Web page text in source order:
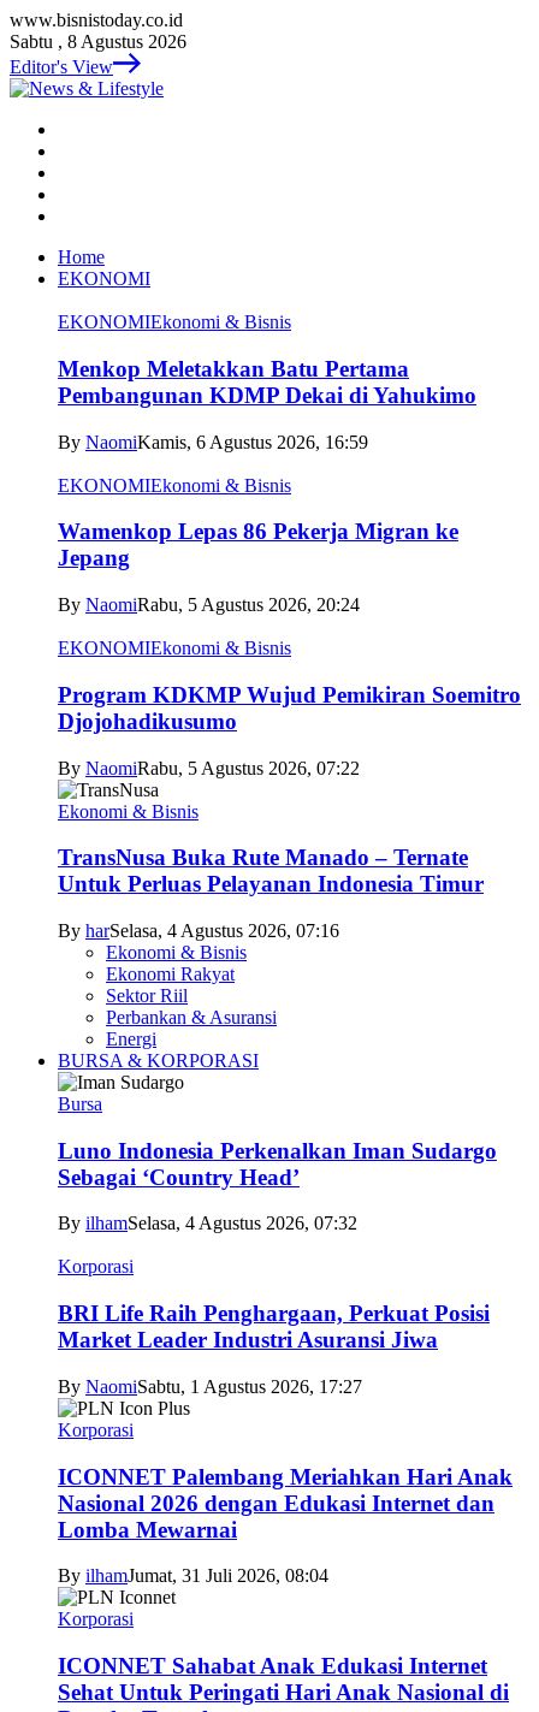
www.bisnistoday.co.id
Sabtu , 8 Agustus 2026
Editor's View
Home
EKONOMI
EKONOMIEkonomi & Bisnis
Menkop Meletakkan Batu Pertama
Pembangunan KDMP Dekai di Yahukimo
By NaomiKamis, 6 Agustus 2026, 16:59
EKONOMIEkonomi & Bisnis
Wamenkop Lepas 86 Pekerja Migran ke
Jepang
By NaomiRabu, 5 Agustus 2026, 20:24
EKONOMIEkonomi & Bisnis
Program KDKMP Wujud Pemikiran Soemitro
Djojohadikusumo
By NaomiRabu, 5 Agustus 2026, 07:22
Ekonomi & Bisnis
TransNusa Buka Rute Manado – Ternate
Untuk Perluas Pelayanan Indonesia Timur
By harSelasa, 4 Agustus 2026, 07:16
Ekonomi & Bisnis
Ekonomi Rakyat
Sektor Riil
Perbankan & Asuransi
Energi
BURSA & KORPORASI
Bursa
Luno Indonesia Perkenalkan Iman Sudargo
Sebagai ‘Country Head’
By ilhamSelasa, 4 Agustus 2026, 07:32
Korporasi
BRI Life Raih Penghargaan, Perkuat Posisi
Market Leader Industri Asuransi Jiwa
By NaomiSabtu, 1 Agustus 2026, 17:27
Korporasi
ICONNET Palembang Meriahkan Hari Anak
Nasional 2026 dengan Edukasi Internet dan
Lomba Mewarnai
By ilhamJumat, 31 Juli 2026, 08:04
Korporasi
ICONNET Sahabat Anak Edukasi Internet
Sehat Untuk Peringati Hari Anak Nasional di